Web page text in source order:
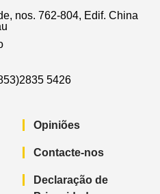
nos. 762-804, Edif. China
5426
Opiniões
Contacte-nos
Declaração de